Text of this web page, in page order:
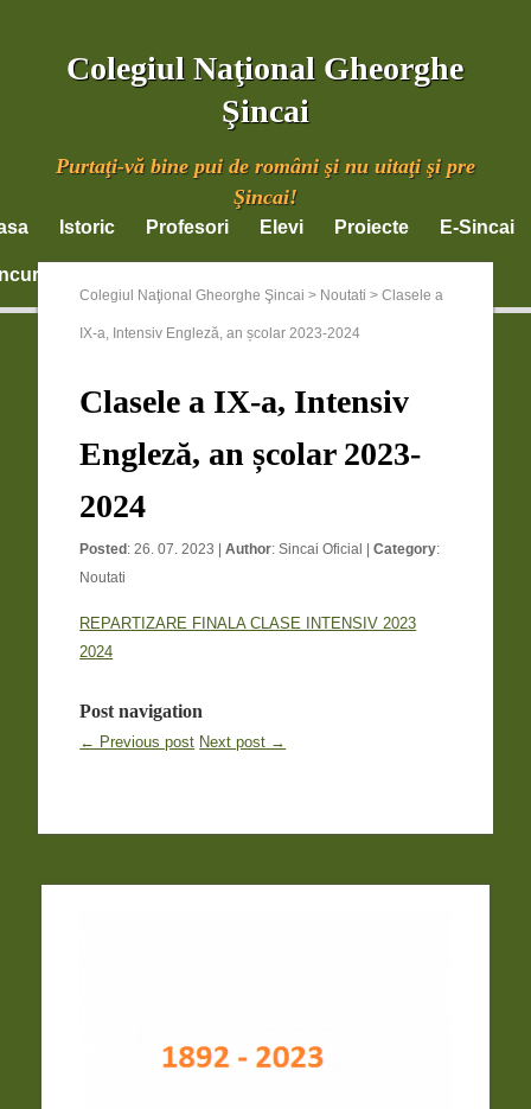
Colegiul Naţional Gheorghe
Şincai
Purtaţi-vă bine pui de români şi nu uitaţi şi pre
Şincai!
Istoric Profesori Elevi Proiecte E-Sincai
Colegiul Naţional Gheorghe Şincai > Noutati >Clasele a
IX-a, Intensiv Engleză, an școlar 2023-2024
Clasele a IX-a, Intensiv
Engleză, an școlar 2023-
2024
Posted : 26. 07. 2023 |Author:Sincai Oficial |Category:
Noutati
REPARTIZARE FINALA CLASE INTENSIV 2023
2024
Post navigation
← Previous post Next post →